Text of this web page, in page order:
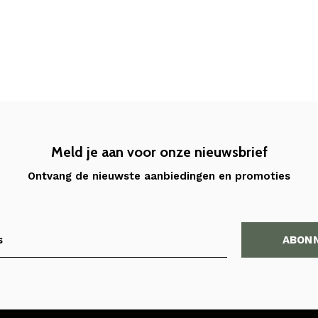
Meld je aan voor onze nieuwsbrief
Ontvang de nieuwste aanbiedingen en promoties